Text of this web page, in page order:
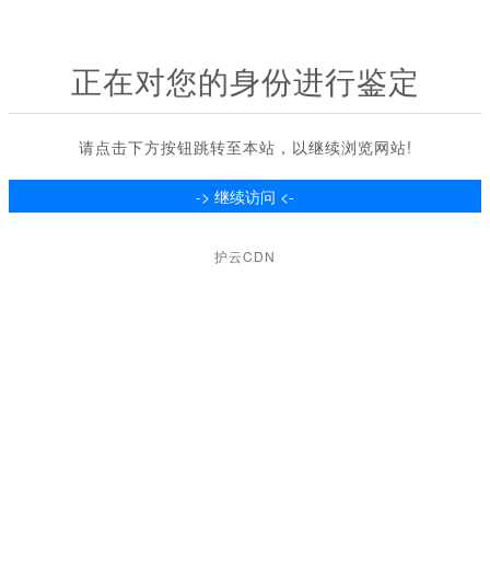
正在对您的身份进行鉴定
请点击下方按钮跳转至本站，以继续浏览网站!
护云CDN